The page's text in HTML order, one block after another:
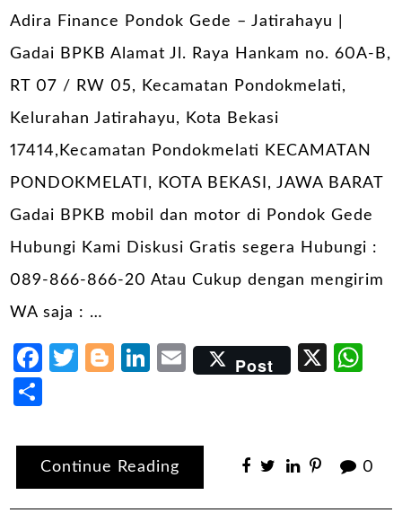
Adira Finance Pondok Gede – Jatirahayu |
Gadai BPKB Alamat Jl. Raya Hankam no. 60A-B,
RT 07 / RW 05, Kecamatan Pondokmelati,
Kelurahan Jatirahayu, Kota Bekasi
17414,Kecamatan Pondokmelati KECAMATAN
PONDOKMELATI, KOTA BEKASI, JAWA BARAT
Gadai BPKB mobil dan motor di Pondok Gede
Hubungi Kami Diskusi Gratis segera Hubungi :
089-866-866-20 Atau Cukup dengan mengirim
WA saja : …
Facebook
Twitter
Blogger
LinkedIn
Email
Post X
Continue Reading 0